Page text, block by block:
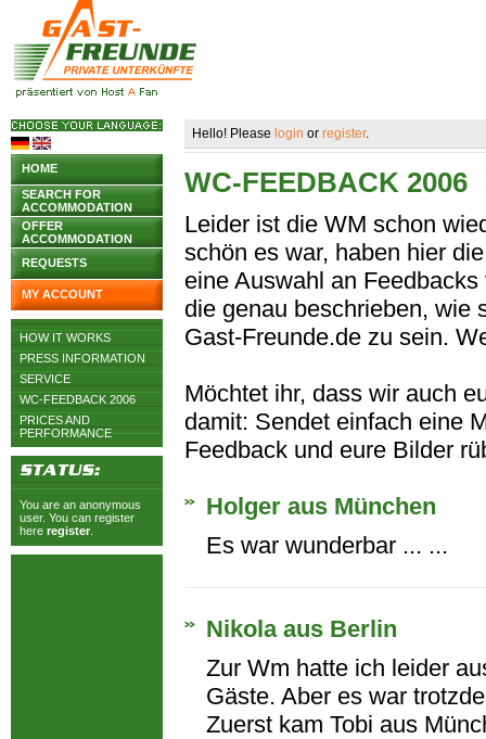
HOME
SEARCH FOR
ACCOMMODATION
OFFER
ACCOMMODATION
REQUESTS
MY ACCOUNT
HOW IT WORKS
PRESS INFORMATION
SERVICE
WC-FEEDBACK 2006
PRICES AND
PERFORMANCE
You are an anonymous
user. You can register
here register
Hello! Please login or register.
WC-FEEDBACK 2006
Leider ist die WM schon
schön es war, haben hier
eine Auswahl an
die genau beschrieben, wie
Gast-Freunde.de zu sein.
Möchtet ihr, dass wir auch
damit: Sendet einfach eine
Feedback und eure Bilder
Holger aus München
Es war wunderbar ... ...
Nikola aus Berlin
Zur Wm hatte ich leider
Gäste. Aber es war
Zuerst kam Tobi aus